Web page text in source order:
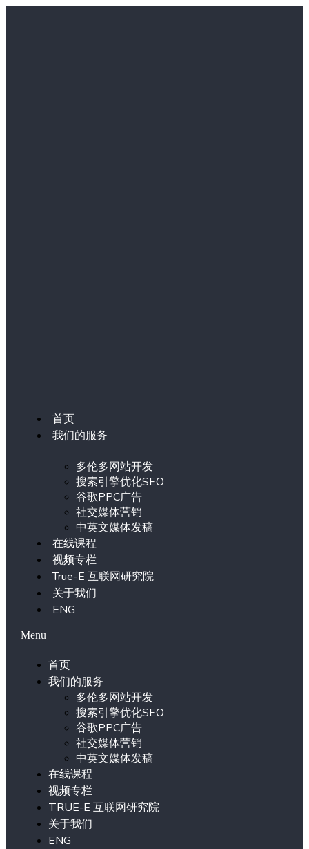
首页
我们的服务
多伦多网站开发
搜索引擎优化SEO
谷歌PPC广告
社交媒体营销
中英文媒体发稿
在线课程
视频专栏
True-E 互联网研究院
关于我们
ENG
Menu
首页
我们的服务
多伦多网站开发
搜索引擎优化SEO
谷歌PPC广告
社交媒体营销
中英文媒体发稿
在线课程
视频专栏
TRUE-E 互联网研究院
关于我们
ENG